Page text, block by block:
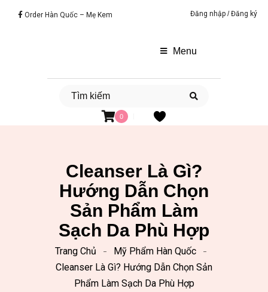
Order Hàn Quốc – Mẹ Kem Đăng nhập /Đăng ký
Menu
0
Cleanser Là Gì?
Hướng Dẫn Chọn
Sản Phẩm Làm
Sạch Da Phù Hợp
Trang Chủ
Mỹ Phẩm Hàn Quốc
Cleanser Là Gì? Hướng Dẫn Chọn Sản
Phẩm Làm Sạch Da Phù Hợp